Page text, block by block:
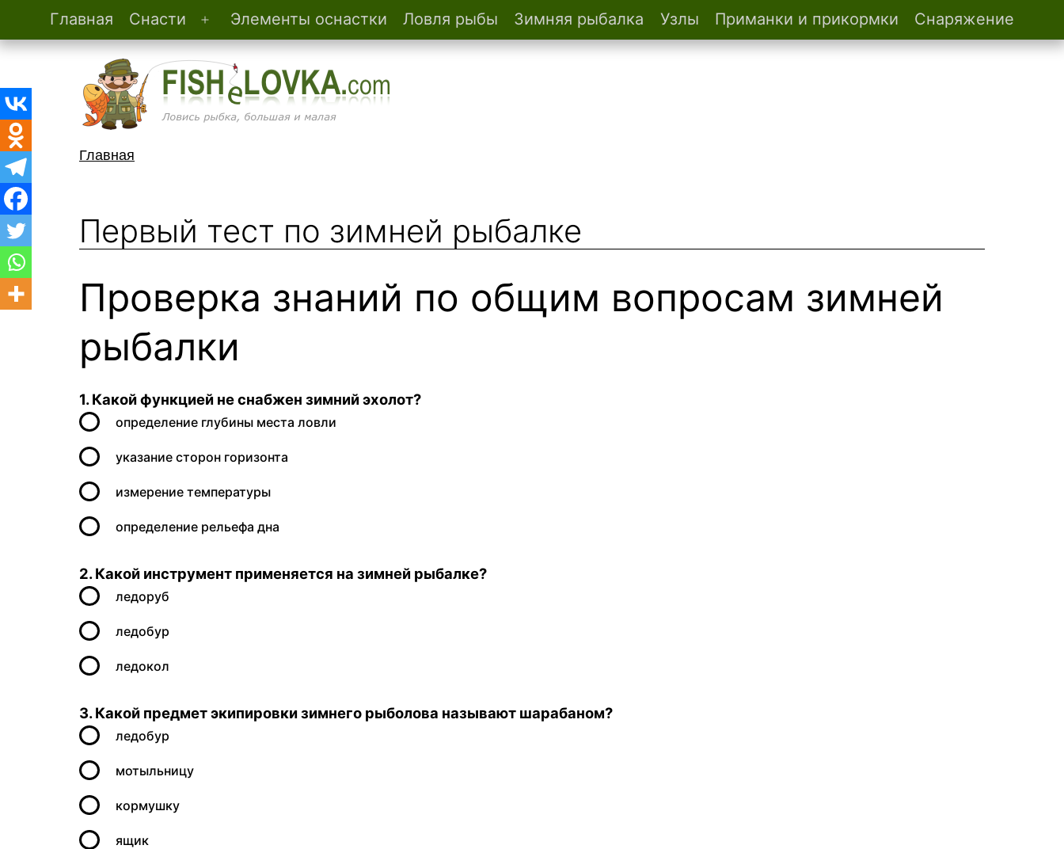
Перейти
содержимому
FisheLovka.com
Главная Снасти
Открыть
меню
Элементы оснастки Ловля рыбы Зимняя рыбалка Узлы Приманки и прикормки Снаряжение
Главная
Первый тест по зимней рыбалке
Проверка знаний по общим вопросам зимней
рыбалки
1. Какой функцией не снабжен зимний эхолот?
определение глубины места ловли
указание сторон горизонта
измерение температуры
определение рельефа дна
2. Какой инструмент применяется на зимней рыбалке?
ледоруб
ледобур
ледокол
3. Какой предмет экипировки зимнего рыболова называют шарабаном?
ледобур
мотыльницу
кормушку
ящик